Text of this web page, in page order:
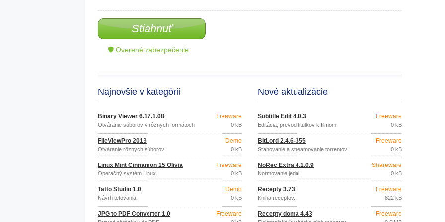
Stiahnuť
🛡 Overené zabezpečenie
Najnovšie v kategórii
Binary Viewer 6.17.1.08
Otváranie súborov v rôznych formátoch
Freeware
0 kB
FileViewPro 2013
Otváranie rôznych súborov
Demo
0 kB
Linux Mint Cinnamon 15 Olivia
Operačný systém Linux
Freeware
0 kB
Tatto Studio 1.0
Návrh tetovania
Demo
0 kB
JPG to PDF Converter 1.0 Freeware
Nové aktualizácie
Subtitle Edit 4.0.3
Editácia, prevod titulkov k filmom
Freeware
0 kB
BitLord 2.4.6-355
Sťahovanie a streamovanie torrentov
Freeware
0 kB
NoRec Extra 4.1.0.9
Normovanie jedál
Shareware
0 kB
Recepty 3.73
Kniha receptov.
Freeware
822 kB
Recepty doma 4.43 Freeware